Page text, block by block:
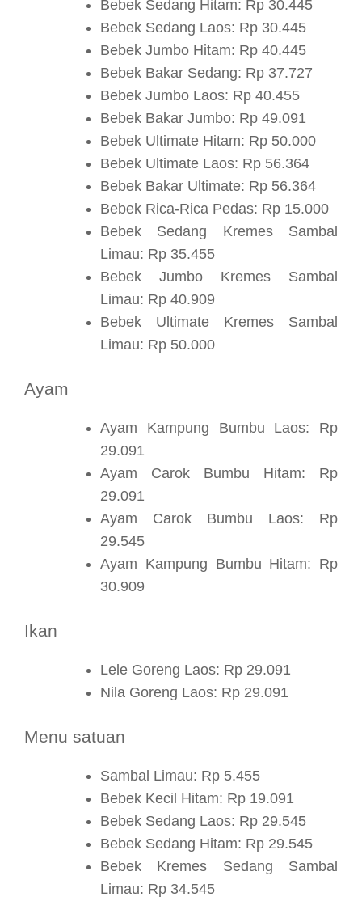
Bebek Sedang Hitam: Rp 30.445
Bebek Sedang Laos: Rp 30.445
Bebek Jumbo Hitam: Rp 40.445
Bebek Bakar Sedang: Rp 37.727
Bebek Jumbo Laos: Rp 40.455
Bebek Bakar Jumbo: Rp 49.091
Bebek Ultimate Hitam: Rp 50.000
Bebek Ultimate Laos: Rp 56.364
Bebek Bakar Ultimate: Rp 56.364
Bebek Rica-Rica Pedas: Rp 15.000
Bebek Sedang Kremes Sambal
Limau: Rp 35.455
Bebek Jumbo Kremes Sambal
Limau: Rp 40.909
Bebek Ultimate Kremes Sambal
Limau: Rp 50.000
Ayam
Ayam Kampung Bumbu Laos: Rp
29.091
Ayam Carok Bumbu Hitam: Rp
29.091
Ayam Carok Bumbu Laos: Rp
29.545
Ayam Kampung Bumbu Hitam: Rp
30.909
Ikan
Lele Goreng Laos: Rp 29.091
Nila Goreng Laos: Rp 29.091
Menu satuan
Sambal Limau: Rp 5.455
Bebek Kecil Hitam: Rp 19.091
Bebek Sedang Laos: Rp 29.545
Bebek Sedang Hitam: Rp 29.545
Bebek Kremes Sedang Sambal
Limau: Rp 34.545